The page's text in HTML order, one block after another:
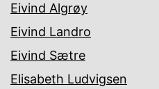
Eivind Algrøy
Eivind Landro
Eivind Sætre
Elisabeth Ludvigsen